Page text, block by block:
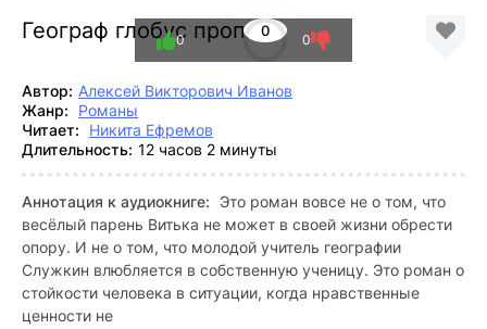
Географ глобус пропил
0
0 0
Автор: Алексей Викторович Иванов
Жанр:
Романы
Читает:
Никита Ефремов
Длительность: 12 часов 2 минуты
Аннотация к аудиокниге:
Это роман вовсе не о том, что
весёлый парень Витька не может в своей жизни обрести
опору. И не о том, что молодой учитель географии
Служкин влюбляется в собственную ученицу. Это роман о
стойкости человека в ситуации, когда нравственные
ценности не